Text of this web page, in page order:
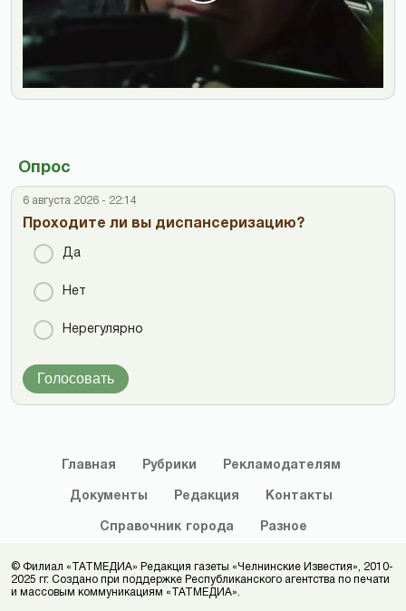
Опрос
6 августа 2026 - 22:14
Проходите ли вы диспансеризацию?
Да
Нет
Нерегулярно
Голосовать
Главная Рубрики Рекламодателям
Документы Редакция Контакты
Справочник города Разное
© Филиал «ТАТМЕДИА» Редакция газеты «Челнинские Известия», 2010-
2025 гг. Создано при поддержке Республиканского агентства по печати
и массовым коммуникациям «ТАТМЕДИА».